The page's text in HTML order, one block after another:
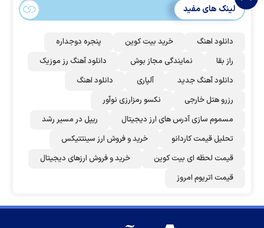
لینک های مفید
دانلود اهنگ خرید بیت کوین
پنجره دوجداره
راز بقا
نمایندگی مجاز بوش
دانلود آهنگ رز‌ موزیک
دانلود آهنگ جدید
آلپاری
دانلود اهنگ
رزرو هتل خارجی
نکسو رمزارزی نوآور
مسموم سازی آدرس های ارز دیجیتال
ریپل در مسیر رشد
تحلیل قیمت کاردانو
خرید و فروش ارز سینتتیکس
قیمت لحظه ای بیت کوین
خرید و فروش ارزهای دیجیتال
قیمت اتریوم امروز